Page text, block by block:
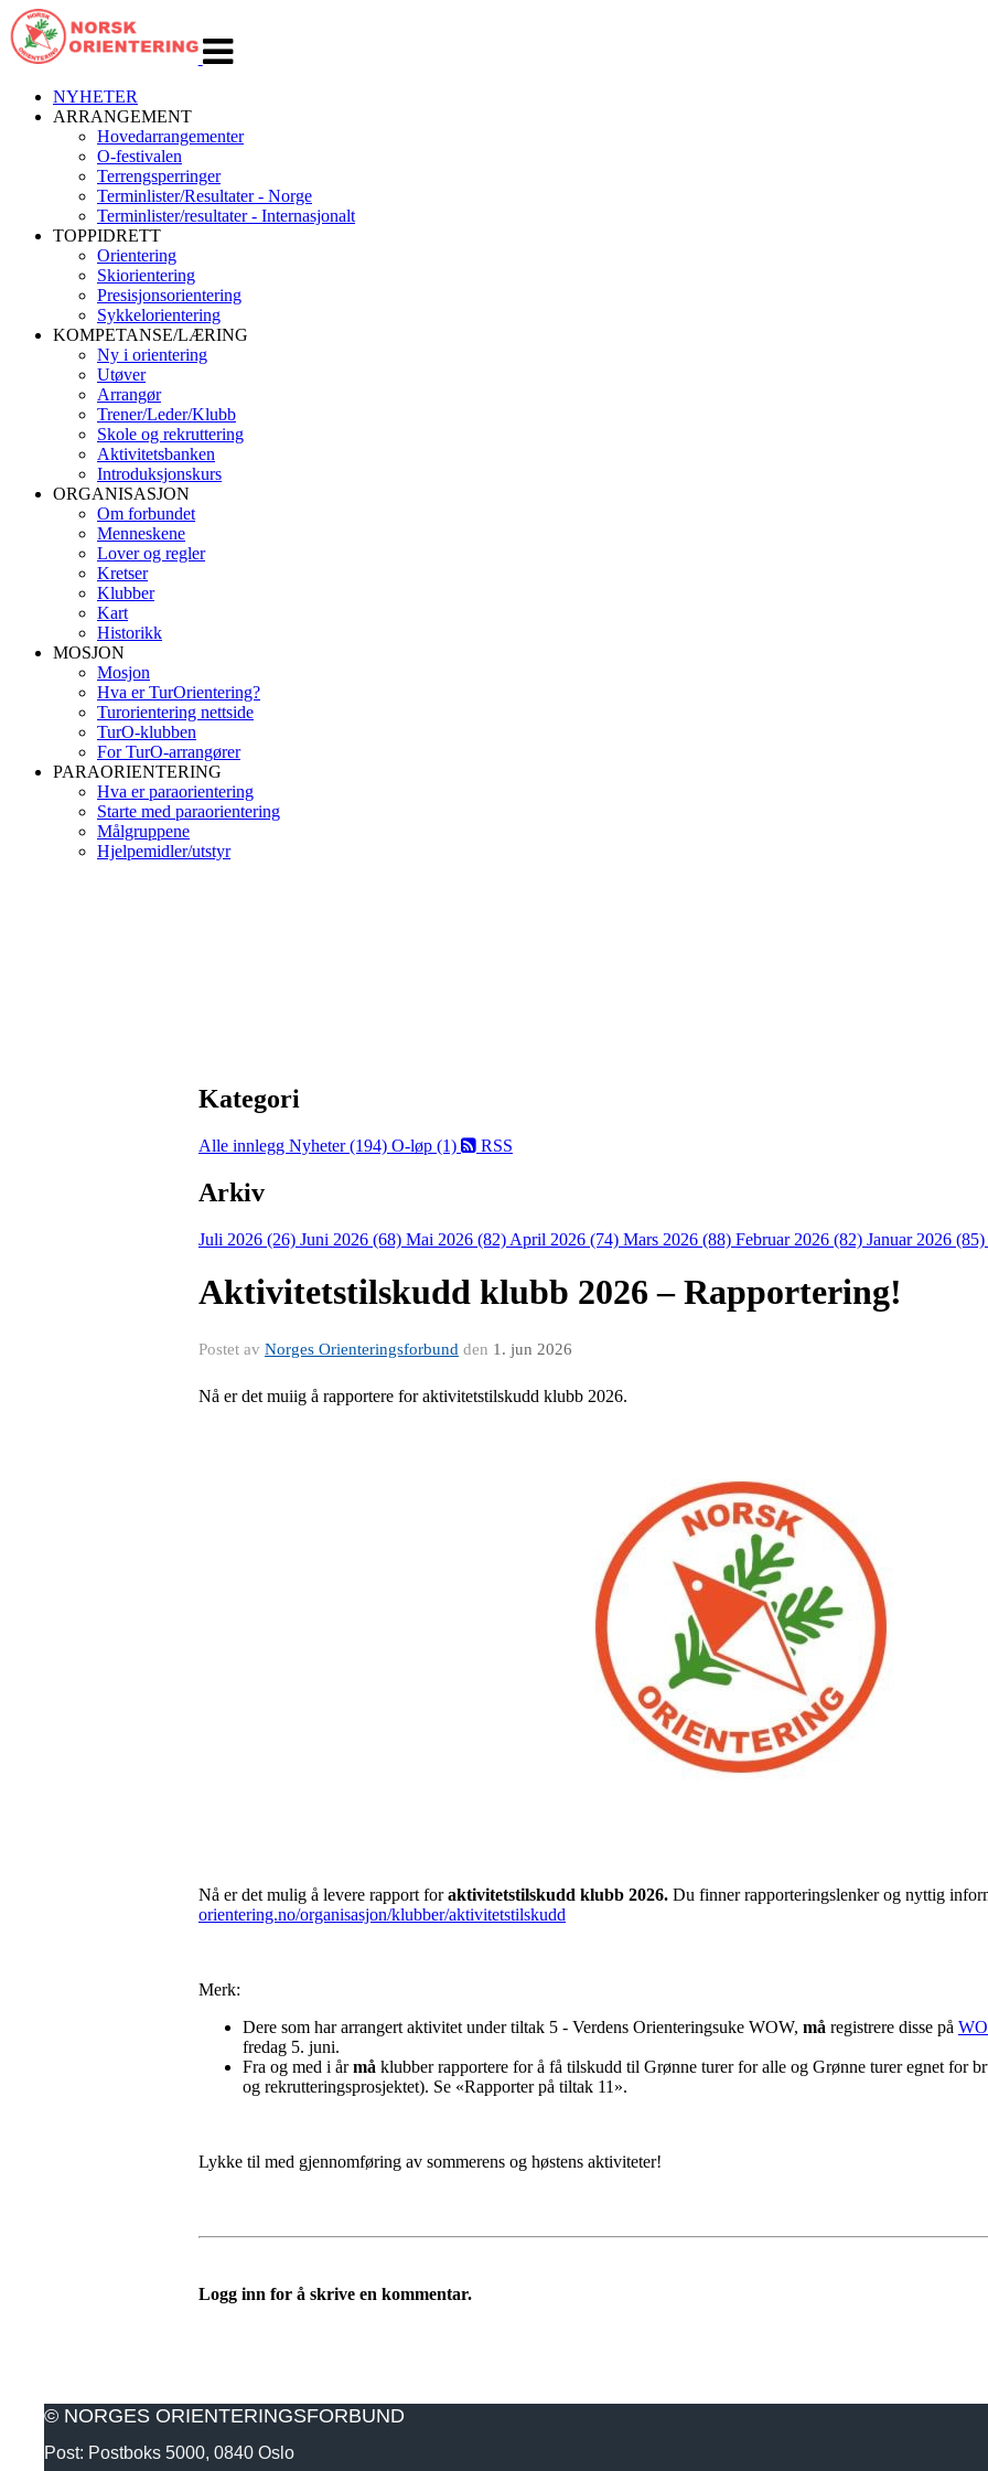
navigasjon
NYHETER
ARRANGEMENT
Hovedarrangementer
O-festivalen
Terrengsperringer
Terminlister/Resultater - Norge
Terminlister/resultater - Internasjonalt
TOPPIDRETT
Orientering
Skiorientering
Presisjonsorientering
Sykkelorientering
KOMPETANSE/LÆRING
Ny i orientering
Utøver
Arrangør
Trener/Leder/Klubb
Skole og rekruttering
Aktivitetsbanken
Introduksjonskurs
ORGANISASJON
Om forbundet
Menneskene
Lover og regler
Kretser
Klubber
Kart
Historikk
MOSJON
Mosjon
Hva er TurOrientering?
Turorientering nettside
TurO-klubben
For TurO-arrangører
PARAORIENTERING
Hva er paraorientering
Starte med paraorientering
Målgruppene
Hjelpemidler/utstyr
Kategori
Alle innlegg Nyheter (194) O-løp (1) RSS
Arkiv
Juli 2026 (26) Juni 2026 (68) Mai 2026 (82) April 2026 (74) Mars 2026 (88) Februar 2026 (82) Januar 2026 (85)
Aktivitetstilskudd klubb 2026 – Rapportering!
Postet av Norges Orienteringsforbund den 1. jun 2026
Nå er det muiig å rapportere for aktivitetstilskudd klubb 2026.
Nå er det mulig å levere rapport foraktivitetstilskudd klubb 2026. Du finner rapporteringslenker og nyttig
orientering.no/organisasjon/klubber/aktivitetstilskudd
Merk:
Dere som har arrangert aktivitet under tiltak 5 - Verdens Orienteringsuke WOW, må registrere disse på
fredag 5. juni.
Fra og med i årmå klubber rapportere for å få tilskudd til Grønne turer for alle og Grønne turer egnet for
og rekrutteringsprosjektet). Se «Rapporter på tiltak 11».
Lykke til med gjennomføring av sommerens og høstens aktiviteter!
Logg inn for å skrive en kommentar.
© NORGES ORIENTERINGSFORBUND
Post: Postboks 5000, 0840 Oslo